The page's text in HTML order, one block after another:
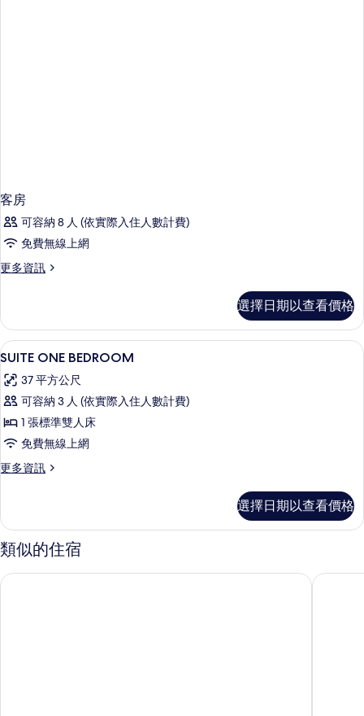
客房
可容納 8 人 (依實際入住人數計費)
免費無線上網
更多資訊
更
的
詳
情
選擇日期以查看價格
顯
示
SUITE
ONE
BEDROOM
的
所
片
Select Comfort 床墊、迷你吧、客房
9
SUITE ONE BEDROOM
37 平方公尺
可容納 3 人 (依實際入住人數計費)
1 張標準雙人床
免費無線上網
更多資訊
更
BEDROOM
的
詳
選擇日期以查看價格
類似的住宿
寇里頓金巴蘭度假村及水療中心 峇里島